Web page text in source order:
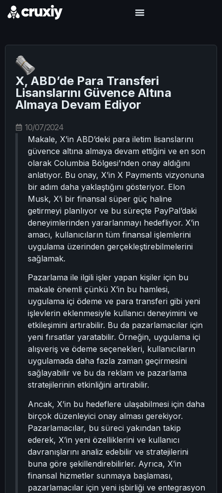
X, ABD’de Para Transferi
Lisanslarını Güvence Altına
Almaya Devam Ediyor
10/07/2024
Makale, X’in ABD’deki para iletim lisanslarını
güvence altına almaya devam ettiğini ve en son
olarak Columbia Bölgesi’nden onay aldığını
anlatıyor. Bu onay, X’in X Payments vizyonuna
bir adım daha yaklaştığını gösteriyor. Elon
Musk, X’i bir finansal süper güç haline
getirmeyi planlıyor ve bu süreçte PayPal’daki
deneyimlerinden yararlanmayı hedefliyor. X’in
amacı, kullanıcıların tüm finansal işlemlerini
uygulama üzerinden gerçekleştirebilmelerini
sağlamak.
Pazarlama ile ilgili işler yapan kişiler için bu
makale önemli çünkü X’in bu hamlesi,
uygulama içi ödeme ve para transferi gibi yeni
işlevlerin eklenmesiyle kullanıcı deneyimini ve
etkileşimini artırabilir. Bu da pazarlamacılar için
yeni fırsatlar yaratabilir. Örneğin, uygulama içi
alışveriş ve ödeme seçenekleri, kullanıcıların
uygulamada daha fazla zaman geçirmesini
sağlayabilir ve bu da reklam ve pazarlama
stratejilerinin etkinliğini artırabilir.
Ancak, X’in bu hedeflere ulaşabilmesi için daha
birçok düzenleyici onay alması gerekiyor.
Pazarlamacılar, bu süreci yakından takip
ederek, X’in yeni özelliklerini ve kullanıcı
davranışlarını analiz edebilir ve stratejilerini
buna göre şekillendirebilirler. Ayrıca, X’in
finansal hizmetler sunmaya başlaması,
pazarlamacılar için yeni işbirliği ve entegrasyon